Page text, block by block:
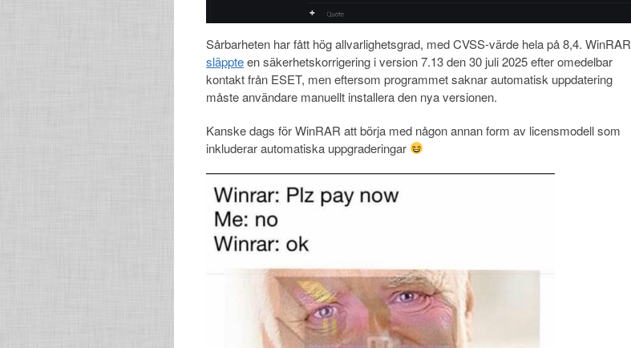
Sårbarheten har fått hög allvarlighetsgrad, med CVSS-värde hela på 8,4. WinRAR
släppteen säkerhetskorrigering i version 7.13 den 30 juli 2025 efter omedelbar
kontakt från ESET, men eftersom programmet saknar automatisk uppdatering
måste användare manuellt installera den nya versionen.
Kanske dags för WinRAR att börja med någon annan form av licensmodell som
inkluderar automatiska uppgraderingar